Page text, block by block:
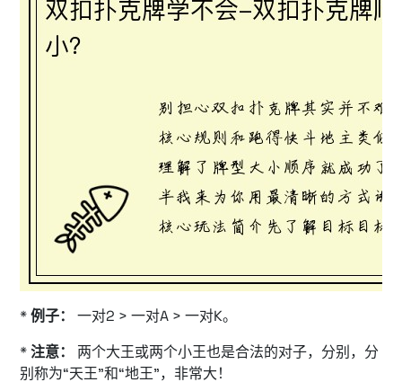
*例子：
一对2 > 一对A > 一对K。
*注意：
两个大王或两个小王也是合法的对子，分别，分
别称为“天王”和“地王”，非常大！